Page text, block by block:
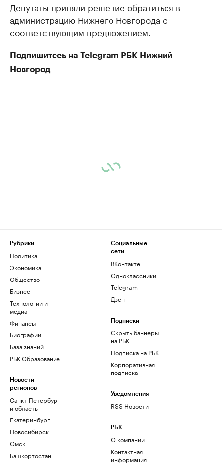
Депутаты приняли решение обратиться в
администрацию Нижнего Новгорода с
соответствующим предложением.
Подпишитесь на Telegram РБК Нижний
Новгород
Рубрики
Политика
Экономика
Общество
Бизнес
Технологии и
медиа
Финансы
Биографии
База знаний
РБК Образование
Новости
регионов
Санкт-Петербург
и область
Екатеринбург
Новосибирск
Омск
Башкортостан
Социальные
сети
ВКонтакте
Одноклассники
Telegram
Дзен
Подписки
Скрыть баннеры
на РБК
Подписка на РБК
Корпоративная
подписка
Уведомления
RSS Новости
РБК
О компании
Контактная
информация